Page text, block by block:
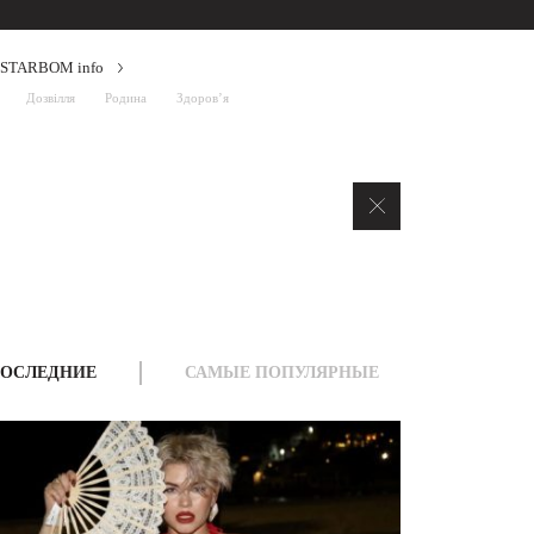
Дозвілля Родина Здоров’я
STARBOM info
САМЫЕ ПОПУЛЯРНЫЕ